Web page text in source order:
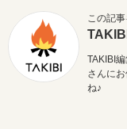
この記
TAKIBI
さんに
ね♪